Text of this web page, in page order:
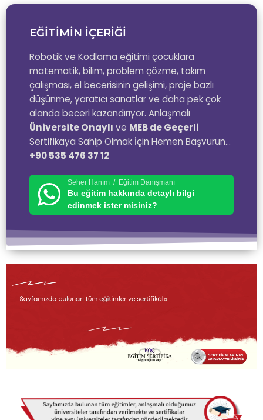
EĞİTİMİN İÇERİĞİ
Robotik ve Kodlama eğitimi çocuklara
matematik, bilim, problem çözme, takım
çalışması, el becerisinin gelişimi, proje bazlı
düşünme, yaratıcı sanatlar ve daha pek çok
alanda beceri kazandırıyor. Anlaşmalı
Üniversite Onaylı ve MEB de Geçerli
Sertifikaya Sahip Olmak İçin Hemen Başvurun…
+90 535 476 37 12
Seher Hanım / Eğitim Danışmanı
Bu eğitim hakkında detaylı bilgi
edinmek ister misiniz?